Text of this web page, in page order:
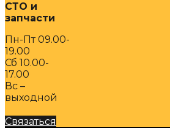
СТО и
запчасти
Пн-Пт 09.00-
19.00
Сб 10.00-
17.00
Вс –
выходной
Связаться